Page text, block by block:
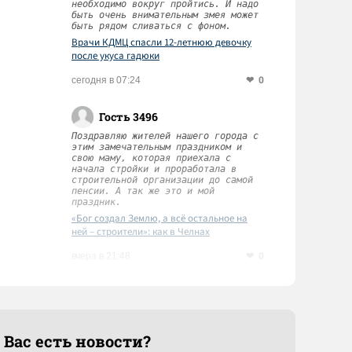
необходимо вокруг пройтись. И надо
быть очень внимательным змея может
быть рядом сливаться с фоном.
Врачи КДМЦ спасли 12-летнюю девочку
после укуса гадюки
сегодня в 07:24 0
Гость 3496
Поздравляю жителей нашего города с
этим замечательным праздником и
свою маму, которая приехала с
начала стройки и проработала в
строительной организации до самой
пенсии. А так же это и мой
праздник.
«Бог создал Землю, а всё остальное на
ней – строители»: как в Челнах
есть новости?